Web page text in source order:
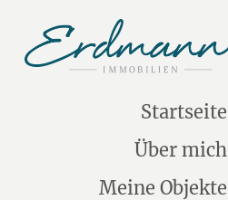
Startseite
Über mich
Meine Objekte